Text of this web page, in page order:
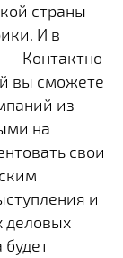
страны
И в
— Контактно-
вы сможете
из
на
свои
и
деловых
будет